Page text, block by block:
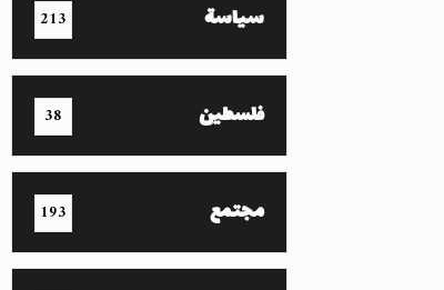
سياسة 213
فلسطين 38
مجتمع 193